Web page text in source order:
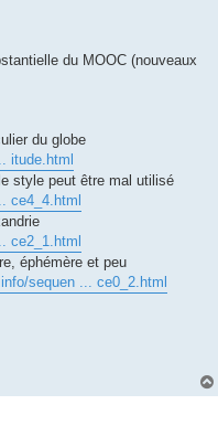
du MOOC (nouveaux
du globe
itude.html
style peut être mal utilisé
ce4_4.html
ce2_1.html
éphémère et peu
sequen ... ce0_2.html